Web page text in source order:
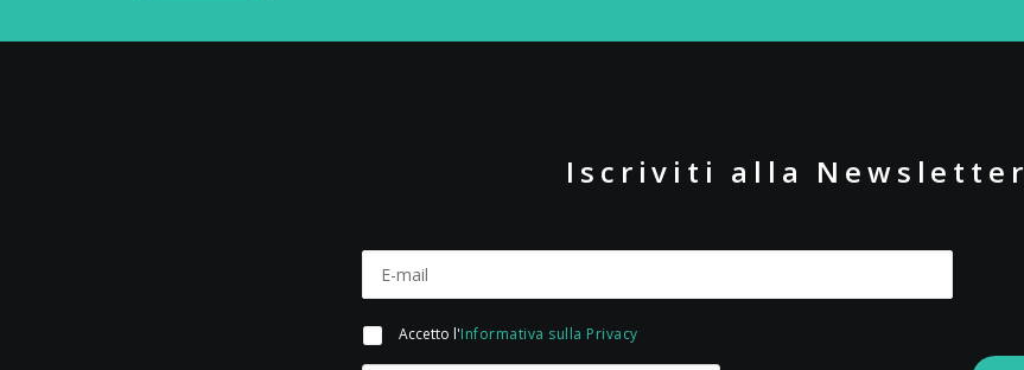
Iscriviti alla Newsletter
Accetto l'Informativa sulla Privacy